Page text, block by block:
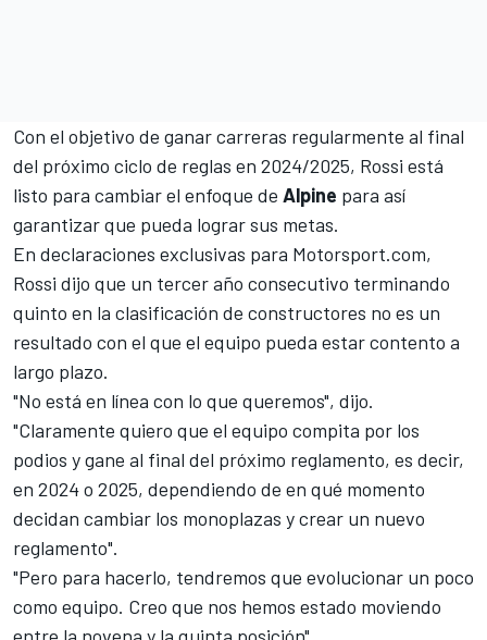
Con el objetivo de ganar carreras regularmente al final
del próximo ciclo de reglas en 2024/2025, Rossi está
listo para cambiar el enfoque de Alpine para así
garantizar que pueda lograr sus metas.
En declaraciones exclusivas para Motorsport.com,
Rossi dijo que un tercer año consecutivo terminando
quinto en la clasificación de constructores no es un
resultado con el que el equipo pueda estar contento a
largo plazo.
"No está en línea con lo que queremos", dijo.
"Claramente quiero que el equipo compita por los
podios y gane al final del próximo reglamento, es decir,
en 2024 o 2025, dependiendo de en qué momento
decidan cambiar los monoplazas y crear un nuevo
reglamento".
"Pero para hacerlo, tendremos que evolucionar un poco
como equipo. Creo que nos hemos estado moviendo